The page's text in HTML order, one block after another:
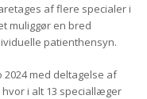
af flere specialer i
muliggør en bred
patienthensyn.
med deltagelse af
i alt 13 speciallæger